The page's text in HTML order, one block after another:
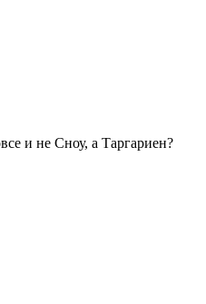
и не Сноу, а Таргариен?